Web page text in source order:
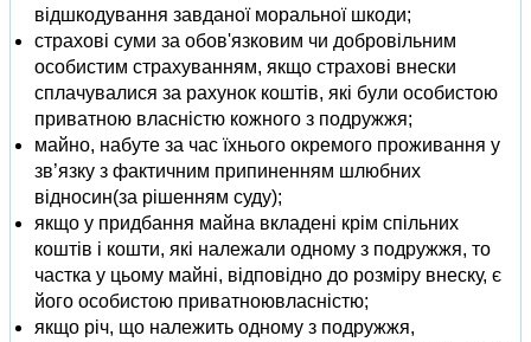
відшкодування завданої моральної шкоди;
страхові суми за обов'язковим чи добровільним
особистим страхуванням, якщо страхові внески
сплачувалися за рахунок коштів, які були особистою
приватною власністю кожного з подружжя;
майно, набуте за час їхнього окремого проживання у
зв’язку з фактичним припиненням шлюбних
відносин(за рішенням суду);
якщо у придбання майна вкладені крім спільних
коштів і кошти, які належали одному з подружжя, то
частка у цьому майні, відповідно до розміру внеску, є
його особистою приватноювласністю;
якщо річ, що належить одному з подружжя,